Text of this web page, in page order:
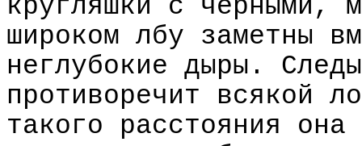
кругляшки с черными,
широком лбу заметны
неглубокие дыры.
противоречит всякой
такого расстояния